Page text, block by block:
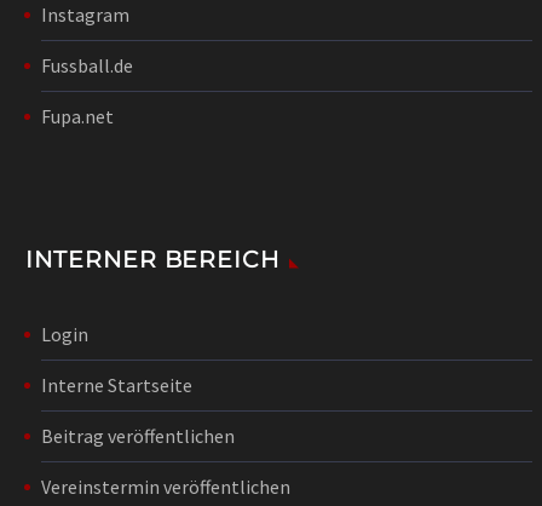
Instagram
Fussball.de
Fupa.net
INTERNER BEREICH
Login
Interne Startseite
Beitrag veröffentlichen
Vereinstermin veröffentlichen